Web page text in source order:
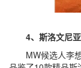
4、斯洛文尼
MW候选人李想